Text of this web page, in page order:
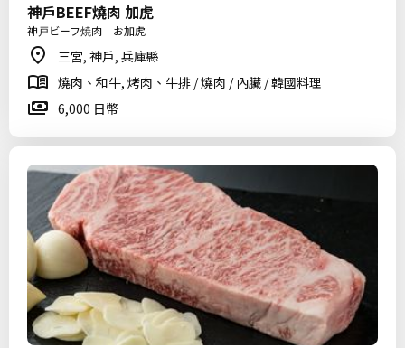
神戶BEEF燒肉 加虎
神戸ビーフ焼肉 お加虎
三宮, 神戶, 兵庫縣
燒肉、和牛, 烤肉、牛排 / 燒肉 / 內臟 / 韓國料理
6,000 日幣